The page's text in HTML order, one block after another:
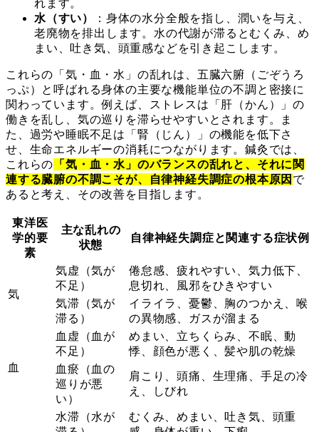
れます。
水（すい）
：身体の水分全般を指し、潤いを与え、
老廃物を排出します。水の代謝が滞るとむくみ、め
まい、吐き気、頭重感などを引き起こします。
これらの「気・血・水」の乱れは、五臓六腑（ごぞうろ
っぷ）と呼ばれる身体の主要な機能単位の不調と密接に
関わっています。例えば、ストレスは「肝（かん）」の
働きを乱し、気の巡りを滞らせやすいとされます。ま
た、過労や睡眠不足は「腎（じん）」の機能を低下さ
せ、生命エネルギーの消耗につながります。鍼灸では、
これらの 「気・血・水」のバランスの乱れと、それに関
連する臓腑の不調こそが、自律神経失調症の根本原因 で
あると考え、その改善を目指します。
東洋医
学的要
素
主な乱れの
状態
自律神経失調症と関連する症状例
気
気虚（気が
不足）
倦怠感、疲れやすい、気力低下、
息切れ、風邪をひきやすい
気滞（気が
滞る）
イライラ、憂鬱、胸のつかえ、喉
の異物感、ガスが溜まる
血
血虚（血が
不足）
めまい、立ちくらみ、不眠、動
悸、顔色が悪く、髪や肌の乾燥
血瘀（血の
巡りが悪
い）
肩こり、頭痛、生理痛、手足の冷
え、しびれ
水滞（水が
むくみ、めまい、吐き気、頭重